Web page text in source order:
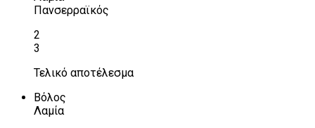
Πανσερραϊκός
2
3
Τελικό αποτέλεσμα
Βόλος
Λαμία